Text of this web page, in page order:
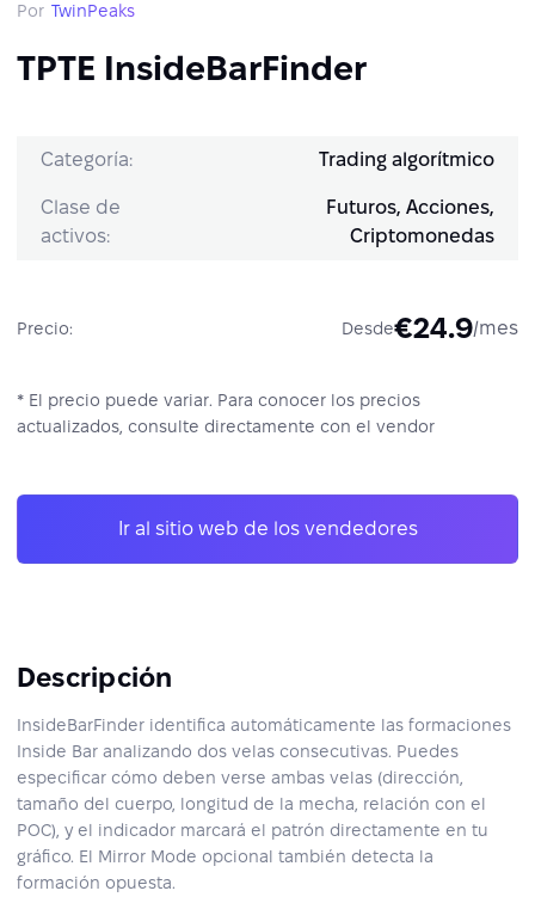
Por TwinPeaks
TPTE InsideBarFinder
Categoría: Trading algorítmico
Clase de
activos:
Futuros, Acciones,
Criptomonedas
Precio: Desde€24.9/mes
* El precio puede variar. Para conocer los precios
actualizados, consulte directamente con el vendor
Ir al sitio web de los vendedores
Descripción
InsideBarFinder identifica automáticamente las formaciones
Inside Bar analizando dos velas consecutivas. Puedes
especificar cómo deben verse ambas velas (dirección,
tamaño del cuerpo, longitud de la mecha, relación con el
POC), y el indicador marcará el patrón directamente en tu
gráfico. El Mirror Mode opcional también detecta la
formación opuesta.